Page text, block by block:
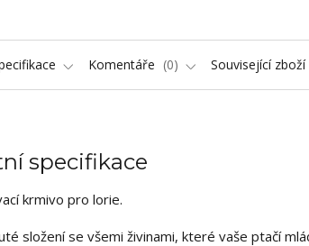
Komentáře 0 Související zboží
specifikace
krmivo pro lorie.
složení se všemi živinami, které vaše ptačí